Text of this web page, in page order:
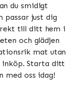
du smidigt
passar just dig
till ditt hem i
och glädjen
mat utan
inköp. Starta ditt
med oss idag!